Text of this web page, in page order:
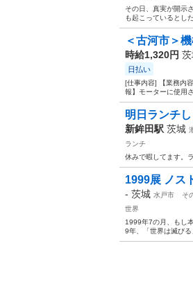
その日、真実が開示
も起こっているとし
＜古河市＞
時給1,320円
日払い
[仕事内容] 【業務内
報】モーターに使用
明日ランチ
新鉾田駅 茨城
ランチ
休みで暇してます。
1999展 ノス
- 茨城 水戸市
そ
世界
1999年7の月、もし
9年、「世界は滅びる